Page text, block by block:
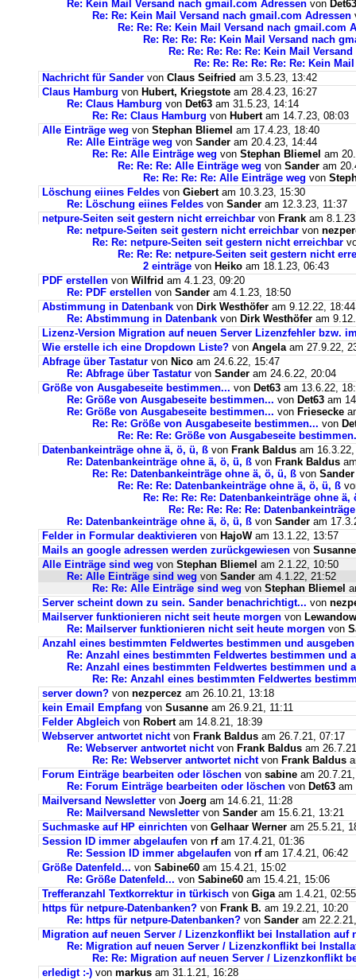
Re: Kein Mail Versand nach gmail.com Adressen von Det63
Re: Re: Kein Mail Versand nach gmail.com Adressen
Re: Re: Re: Kein Mail Versand nach gmail.com
Re: Re: Re: Re: Kein Mail Versand nach
Re: Re: Re: Re: Re: Kein Mail
Re: Re: Re: Re: Re: Re: Kein
Nachricht für Sander von Claus Seifried am 3.5.23, 13:42
Claus Hamburg von Hubert, Kriegstote am 28.4.23, 16:27
Re: Claus Hamburg von Det63 am 31.5.23, 14:14
Re: Re: Claus Hamburg von Hubertam 14.7.23, 08:03
Alle Einträge weg von Stephan Bliemel am 17.4.23, 18:40
Re: Alle Einträge weg von Sander am 20.4.23, 14:44
Re: Re: Alle Einträge weg von Stephan Bliemel am
Re: Re: Re: Alle Einträge weg von Sander am
Re: Re: Re: Re: Alle Einträge weg von
Löschung eiines Feldes von Giebertam 10.3.23, 15:30
Re: Löschung eiines Feldes von Sander am 12.3.23, 11:37
netpure-Seiten seit gestern nicht erreichbar von Frank am
Re: netpure-Seiten seit gestern nicht erreichbar von
Re: Re: netpure-Seiten seit gestern nicht erreichbar
Re: Re: Re: netpure-Seiten seit gestern nicht
2 einträge von Heiko am 18.1.23, 06:43
PDF erstellen von Wilfrid am 4.1.23, 09:20
Re: PDF erstellen von Sander am 4.1.23, 18:50
Abstimmung in Datenbank von Dirk Westhöfer am 9.12.22, 18:44
Re: Abstimmung in Datenbank von Dirk Westhöfer am
Lizenz-Version Migration auf neuen Server Lizenzfehler bzw.
Wie erstelle ich eine Dropdown Liste? von Angela am 27.9.22,
Abfrage über Tastatur von Nico am 24.6.22, 15:47
Re: Abfrage über Tastatur von Sander am 24.6.22, 20:04
Größe von Ausgabeseite bestimmen... von Det63 am 13.6.22,
Re: Größe von Ausgabeseite bestimmen... von Det63 am
Re: Größe von Ausgabeseite bestimmen... von Friesecke
Re: Re: Größe von Ausgabeseite bestimmen... von
Re: Re: Re: Größe von Ausgabeseite
Datenbankeinträge ohne ä, ö, ü, ß von Frank Baldus am
Re: Datenbankeinträge ohne ä, ö, ü, ß von Frank Baldus
Re: Re: Datenbankeinträge ohne ä, ö, ü, ß von Sander
Re: Re: Re: Datenbankeinträge ohne ä, ö, ü, ß
Re: Re: Re: Re: Datenbankeinträge ohne ä,
Re: Re: Re: Re: Re:
Re: Datenbankeinträge ohne ä, ö, ü, ß von Sander am
Felder in Formular deaktivieren von HajoWam 13.1.22, 13:57
Mails an google adressen werden zurückgewiesen von Susanne
Alle Einträge sind weg von Stephan Bliemel am 2.1.22, 10:50
Re: Alle Einträge sind weg von Sander am 4.1.22, 21:52
Re: Re: Alle Einträge sind weg von Stephan Bliemel
Server scheint down zu sein. Sander benachrichtigt... von
Mailserver funktionieren nicht seit heute morgen von
Re: Mailserver funktionieren nicht seit heute morgen von
Anzahl eines bestimmten Feldwertes bestimmen und ausgeben
Re: Anzahl eines bestimmten Feldwertes bestimmen und
Re: Anzahl eines bestimmten Feldwertes bestimmen und
Re: Re: Anzahl eines bestimmten Feldwertes
server down? von nezpercez am 26.10.21, 13:18
kein Email Empfang von Susanne am 26.9.21, 11:11
Felder Abgleich von Robertam 14.8.21, 18:39
Webserver antwortet nichtvon Frank Baldus am 26.7.21, 07:17
Re: Webserver antwortet nichtvon Frank Baldus am
Re: Re: Webserver antwortet nichtvon Frank Baldus
Forum Einträge bearbeiten oder löschen von sabine am
Re: Forum Einträge bearbeiten oder löschen von Det63 am
Mailversand Newsletter von Joerg am 14.6.21, 11:28
Re: Mailversand Newsletter von Sander am 15.6.21, 13:21
Suchmaske auf HP einrichten von Gelhaar Werner am 25.5.21,
Session ID immer abgelaufen von rfam 17.4.21, 01:36
Re: Session ID immer abgelaufen von rfam 17.4.21, 06:42
Größe Datenfeld... von Sabine60 am 15.4.21, 15:02
Re: Größe Datenfeld... von Sabine60 am 15.4.21, 15:06
Trefferanzahl Textkorrektur in türkisch von Gigaam 1.4.21, 02:55
https für netpure-Datenbanken? von Frank B. am 19.2.21, 10:20
Re: https für netpure-Datenbanken? von Sander am
Migration auf neuen Server / Lizenzkonflikt bei Installation auf
Re: Migration auf neuen Server / Lizenzkonflikt bei
Re: Re: Migration auf neuen Server / Lizenzkonflikt
erledigt :-) von markus am 31.1.21, 16:28